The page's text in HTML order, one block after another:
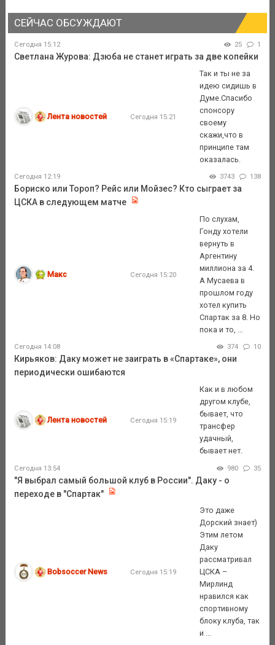
СЕЙЧАС ОБСУЖДАЮТ
Сегодня 15:12 25 1
Светлана Журова: Дзюба не станет играть за две копейки
Лента новостей Сегодня 15:21
Так и ты не за
идею сидишь в
Думе.Спасибо
спонсору
своему
скажи,что в
принципе там
оказалась.
Сегодня 12:19 3743 138
Бориско или Тороп? Рейс или Мойзес? Кто сыграет за
ЦСКА в следующем матче
Макс Сегодня 15:20
По слухам,
Гонду хотели
вернуть в
Аргентину
миллиона за 4.
А Мусаева в
прошлом году
хотел купить
Спартак за 8. Но
пока и то, ...
Сегодня 14:08 374 10
Кирьяков: Даку может не заиграть в «Спартаке», они
периодически ошибаются
Лента новостей Сегодня 15:19
Как и в любом
другом клубе,
бывает, что
трансфер
удачный,
бывает нет.
Сегодня 13:54 980 35
"Я выбрал самый большой клуб в России". Даку - о
переходе в "Спартак"
Bobsoccer News Сегодня 15:19
Это даже
Дорский знает)
Этим летом
Даку
рассматривал
ЦСКА –
Мирлинд
нравился как
спортивному
блоку клуба, так
и ...